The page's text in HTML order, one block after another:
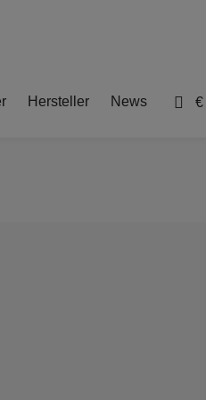
€
Hersteller News